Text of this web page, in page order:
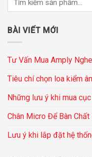
BÀI VIẾT MỚI
Tư Vấn Mua Amply
Tiêu chí chọn loa kiểm
Những lưu ý khi mua
Chân Micro Để Bàn Chất
Lưu ý khi lắp đặt hệ